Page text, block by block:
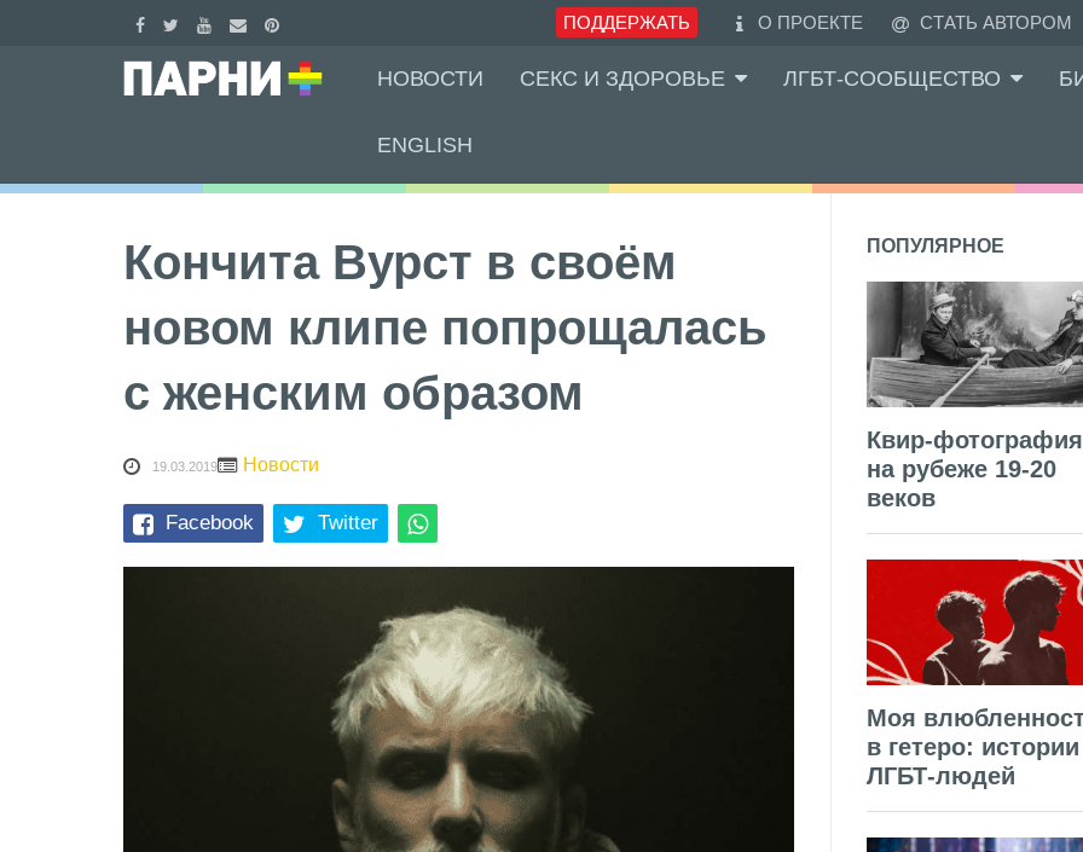
ПОДДЕРЖАТЬ О ПРОЕКТЕ СТАТЬ АВТОРОМ
НОВОСТИ СЕКС И ЗДОРОВЬЕ ЛГБТ-СООБЩЕСТВО
ENGLISH
Кончита Вурст в своём
новом клипе попрощалась
с женским образом
19.03.2019 Новости
Facebook Twitter
ПОПУЛЯРНОЕ
Квир-фотография
на рубеже 19-20
веков
Моя
в гетеро: истории
ЛГБТ-людей